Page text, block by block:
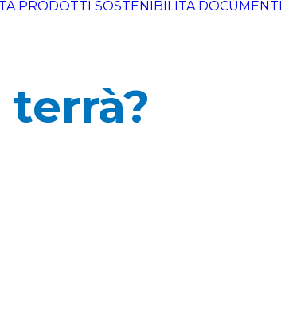
PRODOTTI SOSTENIBILITÀ DOCUMENTI